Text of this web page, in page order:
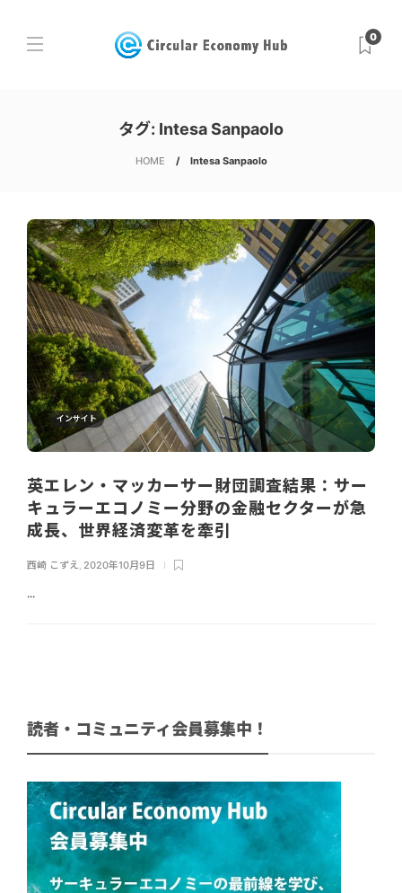
0
タグ: Intesa Sanpaolo
HOME Intesa Sanpaolo
インサイト
英エレン・マッカーサー財団調査結果：サー
キュラーエコノミー分野の金融セクターが急
成長、世界経済変革を牽引
西崎 こずえ 2020年10月9日
...
読者・コミュニティ会員募集中！